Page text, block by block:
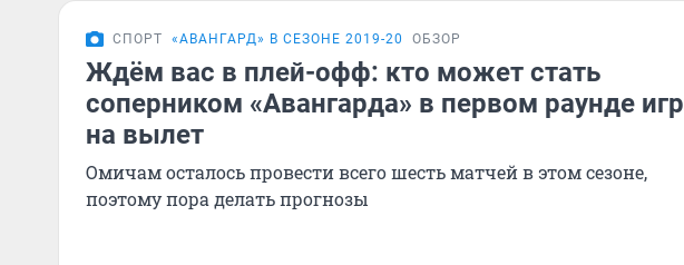
СПОРТ «АВАНГАРД» В СЕЗОНЕ 2019-20 ОБЗОР
Ждём вас в плей-офф: кто может стать
соперником «Авангарда» в первом раунде игр
на вылет
Омичам осталось провести всего шесть матчей в этом сезоне,
поэтому пора делать прогнозы